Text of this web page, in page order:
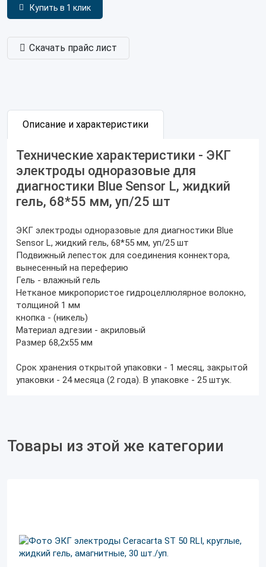
Купить в 1 клик
Скачать прайс лист
Описание и характеристики
Технические характеристики - ЭКГ
электроды одноразовые для
диагностики Blue Sensor L, жидкий
гель, 68*55 мм, уп/25 шт
ЭКГ электроды одноразовые для диагностики Blue
Sensor L, жидкий гель, 68*55 мм, уп/25 шт
Подвижный лепесток для соединения коннектора,
вынесенный на переферию
Гель - влажный гель
Нетканое микропористое гидроцеллюлярное волокно,
толщиной 1 мм
кнопка - (никель)
Материал адгезии - акриловый
Размер 68,2х55 мм
Срок хранения открытой упаковки - 1 месяц, закрытой
упаковки - 24 месяца (2 года). В упаковке - 25 штук.
Товары из этой же категории